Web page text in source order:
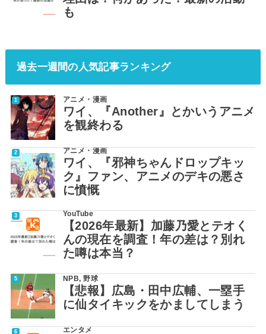
も
過去一週間の人気記事ランキング
アニメ・漫画
ワイ、『Another』とかいうアニメ
を観終わる
アニメ・漫画
ワイ、『邪神ちゃんドロップキッ
ク』ファン、アニメのデキの悪さ
に憤慨
YouTube
【2026年最新】加藤乃愛とテオく
んの現在を調査！年の差は？別れ
た噂は本当？
NPB,野球
【悲報】広島・田中広輔、一塁手
に仙タイキックをかましてしまう
エンタメ